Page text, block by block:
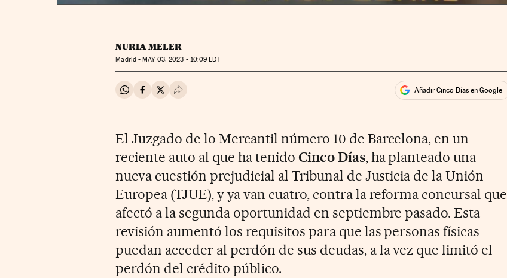
NURIA MELER
Madrid - MAY03, 2023 - 10:09 EDT
Compartir en Whatsapp
Compartir en Facebook
Compartir en Twitter
Desplegar Redes Sociales Añadir Cinco Días en Google
El Juzgado de lo Mercantil número 10 de Barcelona, en un
reciente auto al que ha tenido Cinco Días, ha planteado una
nueva cuestión prejudicial al Tribunal de Justicia de la Unión
Europea (TJUE), y ya van cuatro, contra la reforma concursal que
afectó a la segunda oportunidad en septiembre pasado. Esta
revisión aumentó los requisitos para que las personas físicas
puedan acceder al perdón de sus deudas, a la vez que limitó el
perdón del crédito público.